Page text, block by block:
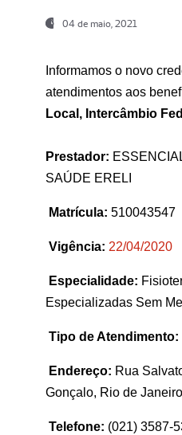
04 de maio, 2021
Informamos o novo
atendimentos aos
Local, Intercâmbio
Prestador:
SAÚDE ERELI
Matrícula: 510043547
Vigência: 22/04/2020
Especialidade:
Especializadas Sem
Tipo de Atendimento:
Endereço: Rua
Gonçalo, Rio de
Telefone: (021) 3587-